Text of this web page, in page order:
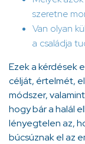
szeretne
Van olyan
a családja
Ezek a kérdések
célját, értelmét,
módszer,
hogy bár a halál
lényegtelen az,
búcsúznak el az